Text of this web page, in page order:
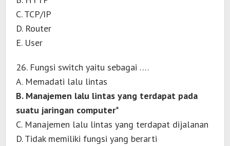
C. TCP/IP
D. Router
E. User
26. Fungsi switch yaitu sebagai ….
A. Memadati lalu lintas
B. Manajemen lalu lintas yang terdapat pada
suatu jaringan computer*
C. Manajemen lalu lintas yang terdapat dijalanan
D. Tidak memiliki fungsi yang berarti